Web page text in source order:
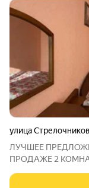
улица Стрелочников
ЛУЧШЕЕ
ПРОДАЖЕ 2
теплая и уютная В